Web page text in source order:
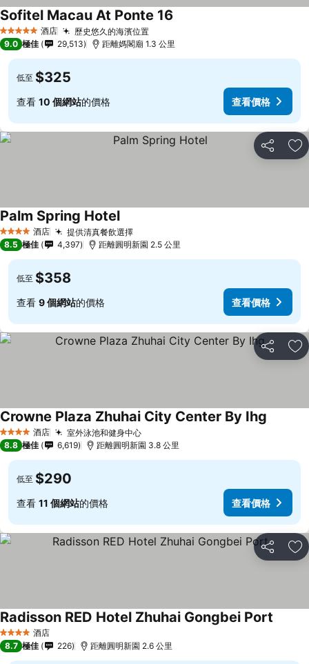
5 星級 酒店 歷史悠久的海濱位置
Sofitel Macau At Ponte 16
9.0 極佳 29,513 距離媽閣廟 1.3 公里
低至 $325
查看 10 個網站的價格 查看價格
分享 放
4 星級 酒店 提供清真餐飲選擇
Palm Spring Hotel
8.5 極佳 4,397 距離圓明新園 2.5 公里
低至 $358
查看 9 個網站的價格 查看價格
分享 放
4 星級 酒店 室外泳池和健身中心
Crowne Plaza Zhuhai City Center By Ihg
8.8 極佳 6,619 距離圓明新園 3.8 公里
低至 $290
查看 11 個網站的價格 查看價格
分享 放
4 星級 酒店
Radisson RED Hotel Zhuhai Gongbei Port
8.7 極佳 226 距離圓明新園 2.6 公里